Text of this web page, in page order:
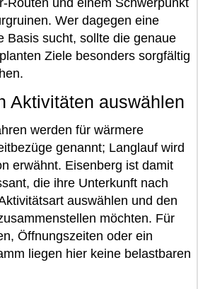
Routen und einem Schwerpunkt
Wer dagegen eine
Basis sucht, sollte die genaue
Ziele besonders sorgfältig
Aktivitäten auswählen
werden für wärmere
genannt; Langlauf wird
erwähnt. Eisenberg ist damit
die ihre Unterkunft nach
auswählen und den
möchten. Für
Öffnungszeiten oder ein
liegen hier keine belastbaren